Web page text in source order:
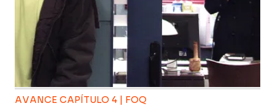
AVANCE CAPÍTULO 4 | FOQ